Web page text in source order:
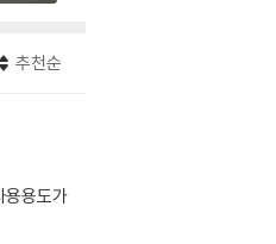
추천순
용용도가